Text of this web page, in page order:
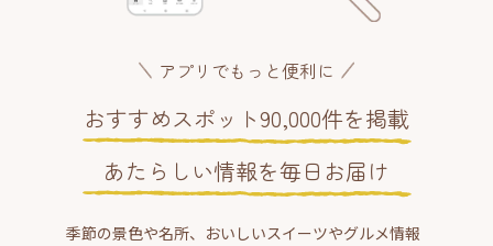
アプリでもっと便利に
おすすめスポット90,000件を掲載
あたらしい情報を毎日お届け
季節の景色や名所、おいしいスイーツやグルメ情報